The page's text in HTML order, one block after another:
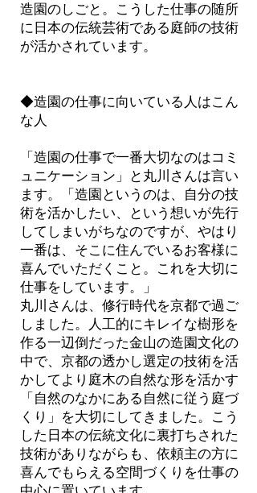
造園のしごと。こうした仕事の随所
に日本の伝統芸術である庭師の技術
が活かされています。
◆造園の仕事に向いている人はこん
な人
「造園の仕事で一番大切なのはコミ
ュニケーション」と丸川さんは言い
ます。「造園というのは、自分の技
術を活かしたい、という想いが先行
してしまいがちなのですが、やはり
一番は、そこに住んでいるお客様に
喜んでいただくこと。これを大切に
仕事をしています。」
丸川さんは、修行時代を京都で過ご
しました。人工的にキレイな樹形を
作る一辺倒だった金山の造園文化の
中で、京都の透かし選定の技術を活
かしてより庭木の自然な形を活かす
「自然のなかにある自然に従う庭づ
くり」を大切にしてきました。こう
した日本の伝統文化に裏打ちされた
技術がありながらも、依頼主の方に
喜んでもらえる空間づくりを仕事の